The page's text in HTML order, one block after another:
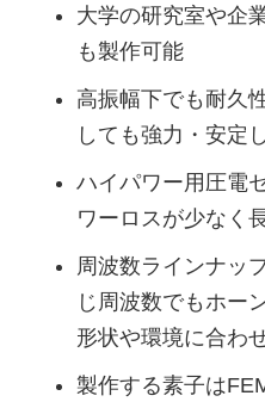
大学の研究室や企
も製作可能
高振幅下でも耐久
しても強力・安定
ハイパワー用圧電
ワーロスが少なく
周波数ラインナッ
じ周波数でもホー
形状や環境に合わ
製作する素子は